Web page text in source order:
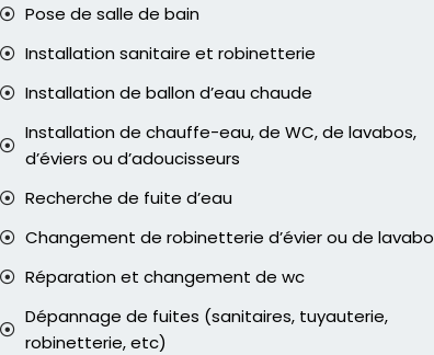
Pose de salle de bain
Installation sanitaire et robinetterie
Installation de ballon d’eau chaude
Installation de chauffe-eau, de WC, de lavabos,
d’éviers ou d’adoucisseurs
Recherche de fuite d’eau
Changement de robinetterie d’évier ou de lavabo
Réparation et changement de wc
Dépannage de fuites (sanitaires, tuyauterie,
robinetterie, etc)